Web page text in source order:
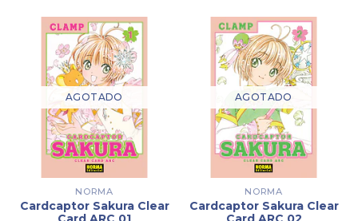
AGOTADO
NORMA
Cardcaptor Sakura Clear
AGOTADO
NORMA
Cardcaptor Sakura Clear